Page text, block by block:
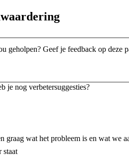
geholpen? Geef je feedback op deze
je nog verbetersuggesties?
graag wat het probleem is en wat we
staat